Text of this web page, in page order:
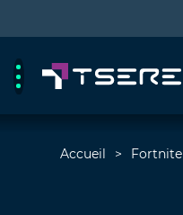
Accueil Fortnite